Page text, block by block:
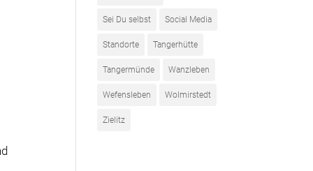
Sei Du selbst Social Media
Standorte Tangerhütte
Tangermünde Wanzleben
Wefensleben Wolmirstedt
Zielitz